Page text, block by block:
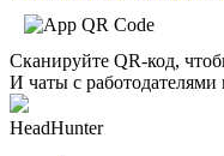
Сканируйте QR-код,
И чаты с работодателями
HeadHunter